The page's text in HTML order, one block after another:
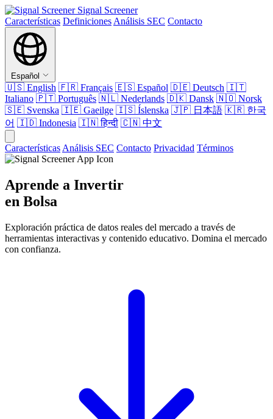
Signal Screener
Características Definiciones Análisis SEC Contacto
Español
🇺🇸 English 🇫🇷 Français 🇪🇸 Español 🇩🇪 Deutsch 🇮🇹
Italiano 🇵🇹 Português 🇳🇱 Nederlands 🇩🇰 Dansk 🇳🇴 Norsk
🇸🇪 Svenska 🇮🇪 Gaeilge 🇮🇸 Íslenska 🇯🇵 日本語 🇰🇷 한국
어 🇮🇩 Indonesia 🇮🇳हिन्दी 🇨🇳 中文
Características Análisis SEC Contacto Privacidad Términos
Aprende a Invertir
en Bolsa
Exploración práctica de datos reales del mercado a través de
herramientas interactivas y contenido educativo. Domina el mercado
con confianza.